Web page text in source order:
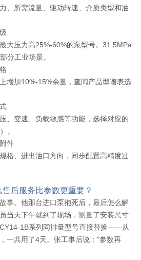
、所需流量、驱动转速、介质类型和油
大压力高25%-60%的泵型号。31.5MPa
分工业场景。
增加10%-15%余量，查阅产品型谱表选
、变速、负载敏感等功能，选择对应的
。
件
格、进出油口方向，同步配置高精度过
后服务比参数更重要？
事。他那台进口泵抱死后，最后怎么解
当天下午就到了现场，测量了安装尺寸
1B系列同排量型号直接替换——从
一共用了4天。张工事后说："参数再